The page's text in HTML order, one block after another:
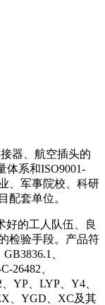
器、航空插头的
体系和ISO9001-
、军事院校、科研
配套单位。
的工人队伍、良
检验手段。产品符
、
26482、
YP、LYP、Y4、
、YGD、XC及其